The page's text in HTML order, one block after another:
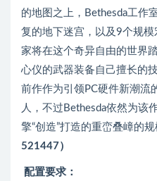
的地图之上，Bethesda工作
复的地下迷宫，以及9个规
家将在这个奇异自由的世界
心仪的武器装备自己擅长的
前作作为引领PC硬件新潮流
人，不过Bethesda依然为该
擎“创造”打造的重峦叠嶂的规
521447）
配置要求：